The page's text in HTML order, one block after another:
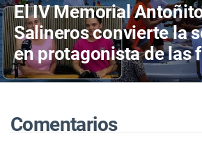
El IV Memorial
Salineros convierte la
en protagonista de las
Las Salinas del Carmen
Comentarios